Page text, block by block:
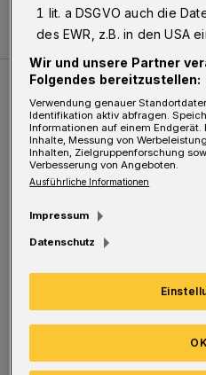
Weitere Bilderstrecken
Sommer in der Elberfelder
1 lit. a DSGVO auch die
des EWR, z.B. in den USA
Wir und unsere Partner
Folgendes bereitzustellen:
Verwendung genauer
Identifikation aktiv abfragen.
Informationen auf einem Endgerät.
Inhalte, Messung von
Inhalten, Zielgruppenforschung
Verbesserung von Angeboten.
Ausführliche Informationen
Impressum
Datenschutz
OK